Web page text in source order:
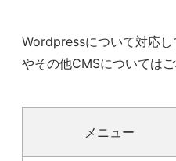
Wordpressについて対応
やその他CMSについてはご
メニュー